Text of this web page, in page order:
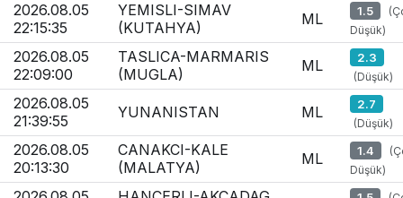
2026.08.05
22:15:35
YEMISLI-SIMAV
(KUTAHYA)
ML 1.5
Düşük)
2026.08.05
22:09:00
TASLICA-MARMARIS
(MUGLA)
ML 2.3
(Düşük)
2026.08.05
21:39:55
YUNANISTAN ML 2.7
(Düşük)
2026.08.05
20:13:30
CANAKCI-KALE
(MALATYA)
ML 1.4
Düşük)